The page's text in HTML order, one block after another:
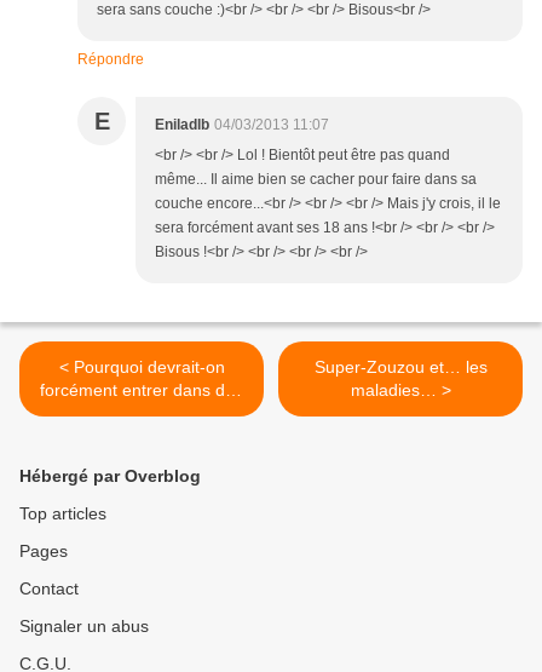
sera sans couche :)<br /> <br /> <br /> Bisous<br />
Répondre
E Eniladlb 04/03/2013 11:07
<br /> <br /> Lol ! Bientôt peut être pas quand
même... Il aime bien se cacher pour faire dans sa
couche encore...<br /> <br /> <br /> Mais j'y crois, il le
sera forcément avant ses 18 ans !<br /> <br /> <br />
Bisous !<br /> <br /> <br /> <br />
< Pourquoi devrait-on
forcément entrer dans des
cases en matière
Super-Zouzou et… les
maladies… >
Hébergé par Overblog
Top articles
Pages
Contact
Signaler un abus
C.G.U.